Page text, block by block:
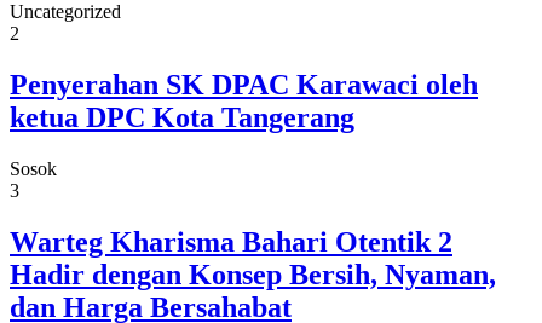
Uncategorized
2
Penyerahan SK DPAC Karawaci oleh
ketua DPC Kota Tangerang
Sosok
3
Warteg Kharisma Bahari Otentik 2
Hadir dengan Konsep Bersih, Nyaman,
dan Harga Bersahabat